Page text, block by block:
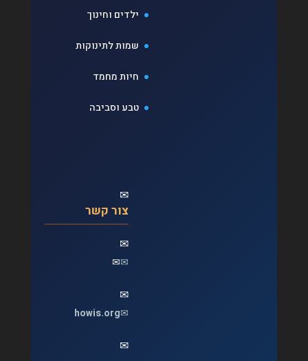
ילדים וחינוך
שמות לתינוקות
חיות מחמד
טבע וסביבה
✉
צור קשר
✉
✉
✉
✉
✉
howis.org
✉